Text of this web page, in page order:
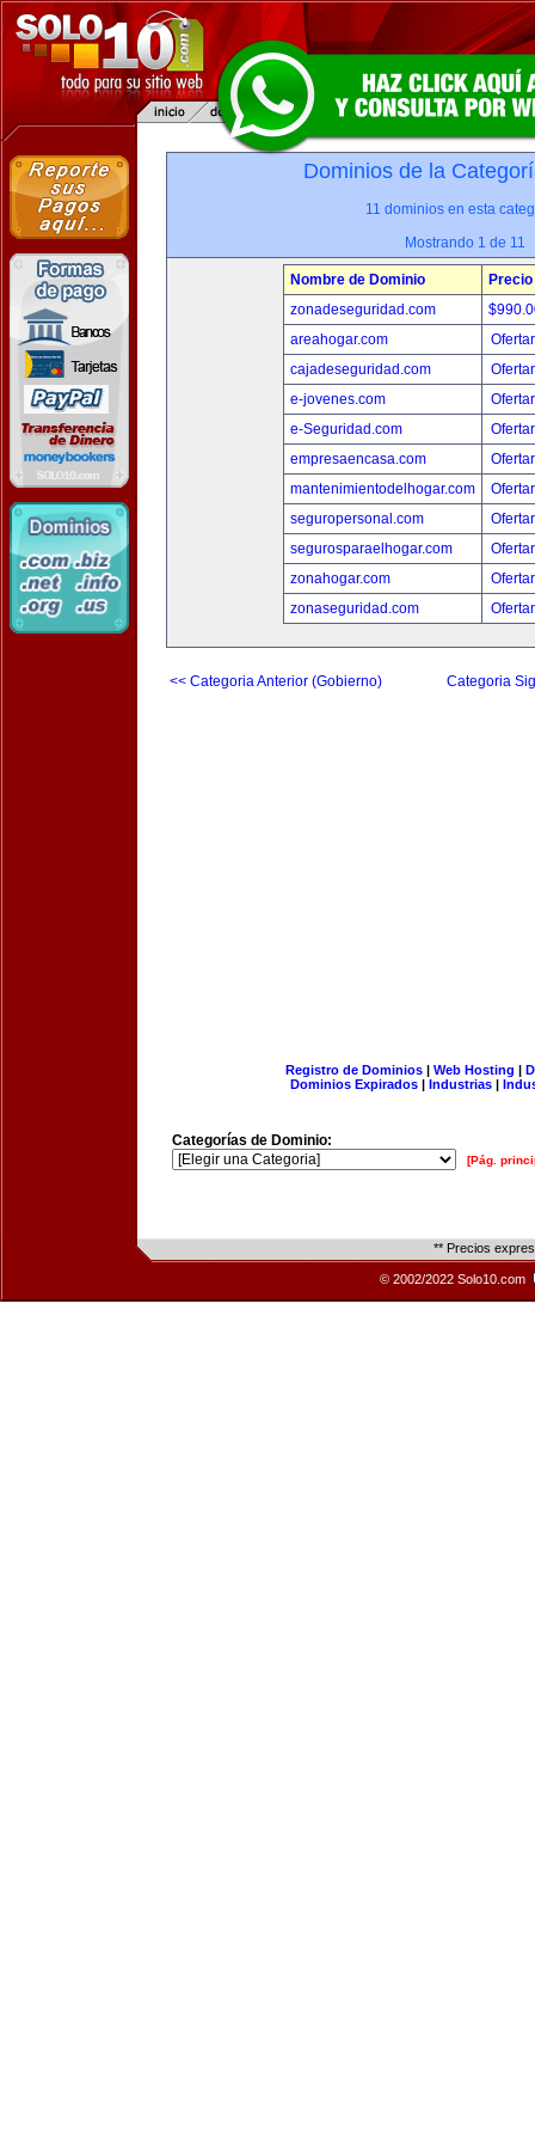
Dominios de la
11 dominios en esta
Mostrando 1 de 11
Nombre de Dominio
Precio
zonadeseguridad.com
areahogar.com
cajadeseguridad.com
e-jovenes.com
e-Seguridad.com
empresaencasa.com
mantenimientodelhogar.com
seguropersonal.com
segurosparaelhogar.com
zonahogar.com
zonaseguridad.com
<< Categoria Anterior (Gobierno) Categoria
Registro de Dominios| Web Hosting |
Dominios Expirados | Industrias |
Categorías de Dominio:
[Pág.
** Precios
© 2002/2022 Solo10.com